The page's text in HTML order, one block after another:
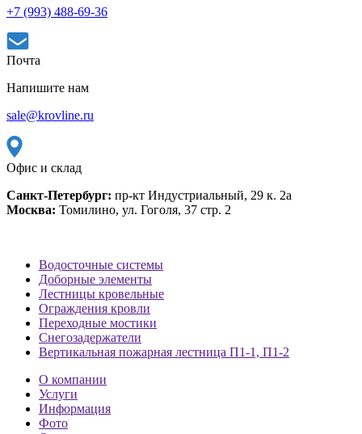
+7 (993) 488-69-36
Почта
Напишите нам
sale@krovline.ru
Офис и склад
Санкт-Петербург: пр-кт Индустриальный, 29 к. 2а
Москва: Томилино, ул. Гоголя, 37 стр. 2
Водосточные системы
Доборные элементы
Лестницы кровельные
Ограждения кровли
Переходные мостики
Снегозадержатели
Вертикальная пожарная лестница П1-1, П1-2
О компании
Услуги
Информация
Фото